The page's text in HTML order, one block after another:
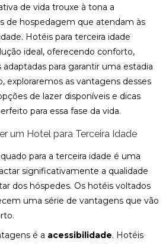
de vida trouxe à tona a
de hospedagem que atendam às
Hotéis para terceira idade
ideal, oferecendo conforto,
para garantir uma estadia
exploraremos as vantagens desses
de lazer disponíveis e dicas
para essa fase da vida.
um Hotel para Terceira Idade
para a terceira idade é uma
significativamente a qualidade
dos hóspedes. Os hotéis voltados
uma série de vantagens que vão
é a acessibilidade. Hotéis